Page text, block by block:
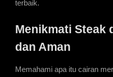
terbaik.
Menikmati Steak
dan Aman
Memahami apa itu cairan